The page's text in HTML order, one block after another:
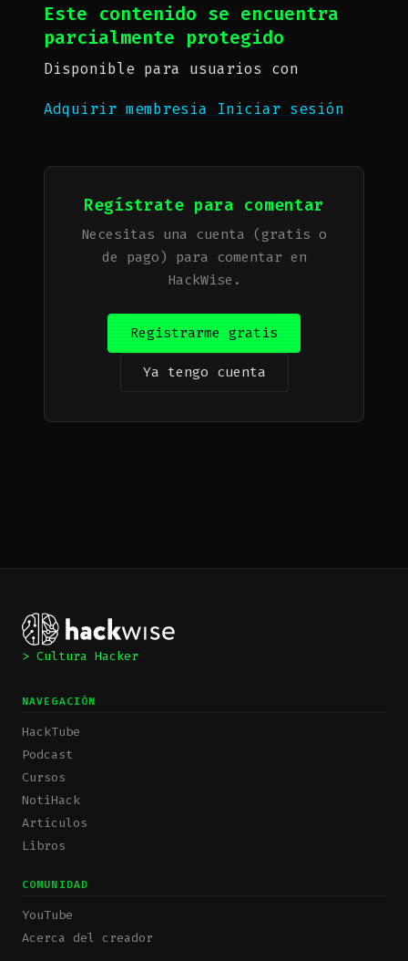
Este contenido se encuentra
parcialmente protegido
Disponible para usuarios con
Adquirir membresia Iniciar sesión
Regístrate para comentar
Necesitas una cuenta (gratis o
de pago) para comentar en
HackWise.
Registrarme gratis
Ya tengo cuenta
> Cultura Hacker
NAVEGACIÓN
HackTube
Podcast
Cursos
NotiHack
Artículos
Libros
COMUNIDAD
YouTube
Acerca del creador